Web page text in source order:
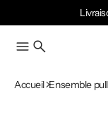
Accueil Ensemble